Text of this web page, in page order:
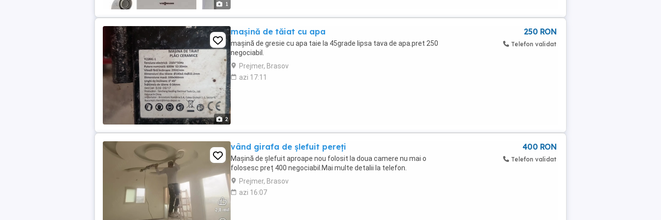
1
2
mașină de tăiat cu apa
mașină de gresie cu apa taie la 45grade lipsa tava de apa.pret 250
negociabil.
Prejmer, Brasov
azi 17:11
250 RON
Telefon validat
vând girafa de șlefuit pereți
Mașină de șlefuit aproape nou folosit la doua camere nu mai o
folosesc preț 400 negociabil.Mai multe detalii la telefon.
Prejmer, Brasov
azi 16:07
400 RON
Telefon validat